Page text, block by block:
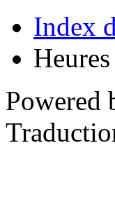
Index
Powered